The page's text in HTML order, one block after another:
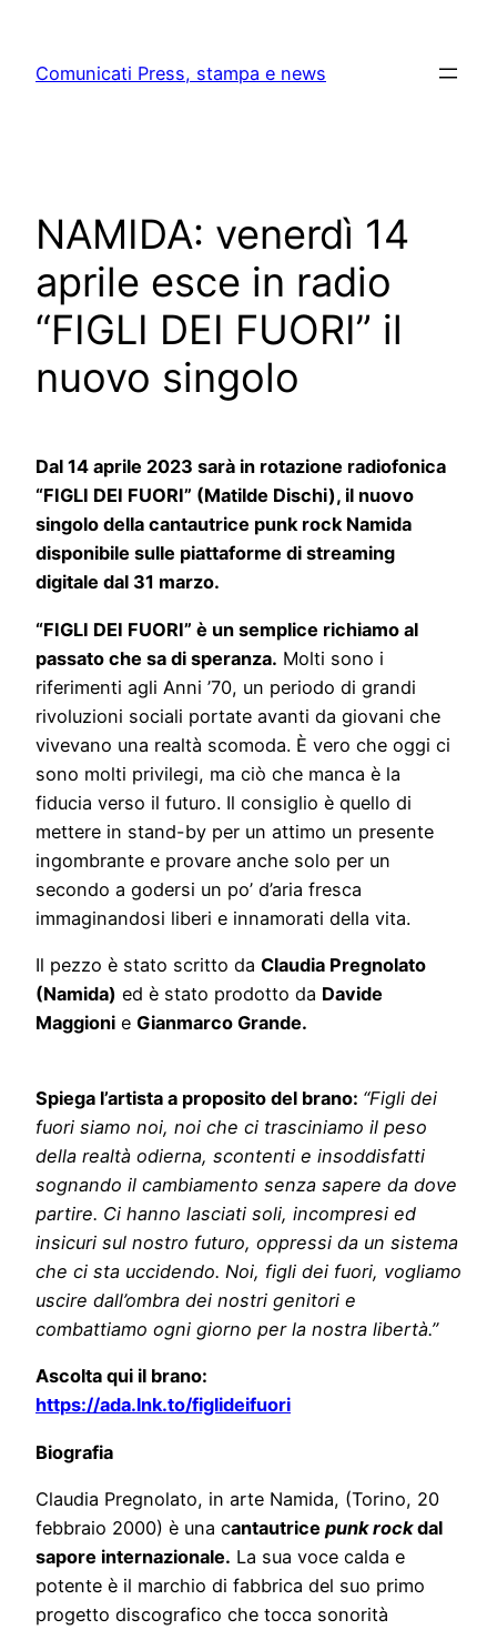
content
Comunicati Press, stampa e news
NAMIDA: venerdì 14
aprile esce in radio
“FIGLI DEI FUORI” il
nuovo singolo
Dal 14 aprile 2023 sarà in rotazione radiofonica
“FIGLI DEI FUORI” (Matilde Dischi), il nuovo
singolo della cantautrice punk rock Namida
disponibile sulle piattaforme di streaming
digitale dal 31 marzo.
“FIGLI DEI FUORI” è un semplice richiamo al
passato che sa di speranza. Molti sono i
riferimenti agli Anni ’70, un periodo di grandi
rivoluzioni sociali portate avanti da giovani che
vivevano una realtà scomoda. È vero che oggi ci
sono molti privilegi, ma ciò che manca è la
fiducia verso il futuro. Il consiglio è quello di
mettere in stand-by per un attimo un presente
ingombrante e provare anche solo per un
secondo a godersi un po’ d’aria fresca
immaginandosi liberi e innamorati della vita.
Il pezzo è stato scritto da Claudia Pregnolato
(Namida) ed è stato prodotto da Davide
Maggioni e Gianmarco Grande.
Spiega l’artista a proposito del brano: “Figli dei
fuori siamo noi, noi che ci trasciniamo il peso
della realtà odierna, scontenti e insoddisfatti
sognando il cambiamento senza sapere da dove
partire. Ci hanno lasciati soli, incompresi ed
insicuri sul nostro futuro, oppressi da un sistema
che ci sta uccidendo. Noi, figli dei fuori, vogliamo
uscire dall’ombra dei nostri genitori e
combattiamo ogni giorno per la nostra libertà.”
Ascolta qui il brano:
https://ada.lnk.to/figlideifuori
Biografia
Claudia Pregnolato, in arte Namida, (Torino, 20
febbraio 2000) è una cantautrice punk rockdal
sapore internazionale. La sua voce calda e
potente è il marchio di fabbrica del suo primo
progetto discografico che tocca sonorità